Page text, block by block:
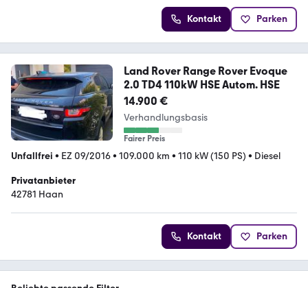
Kontakt Parken
Land Rover Range Rover Evoque
2.0 TD4 110kW HSE Autom. HSE
14.900 €
Verhandlungsbasis
Fairer Preis
Unfallfrei • EZ 09/2016• 109.000 km • 110 kW (150 PS) • Diesel
Privatanbieter
42781 Haan
Kontakt Parken